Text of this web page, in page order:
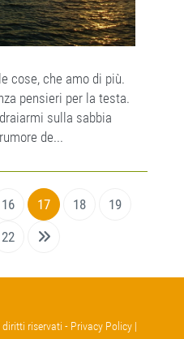
cose, che amo di più.
pensieri per la testa.
sulla sabbia
de...
16 17 18
19
22
riservati - Privacy Policy |